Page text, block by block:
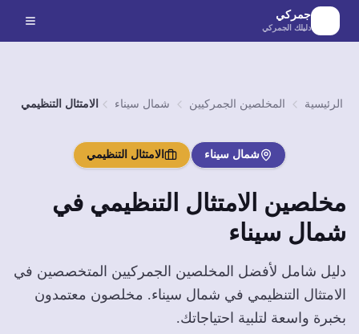
الانتقال إلى المحتوى الرئيسي
جمركي
دليلك الجمركي
الرئيسية المخلصين الجمركيين شمال سيناء الامتثال التنظيمي
شمال سيناء الامتثال التنظيمي
مخلصين الامتثال التنظيمي في
شمال سيناء
دليل شامل لأفضل المخلصين الجمركيين المتخصصين في
الامتثال التنظيمي في شمال سيناء. مخلصون معتمدون
بخبرة واسعة لتلبية احتياجاتك.